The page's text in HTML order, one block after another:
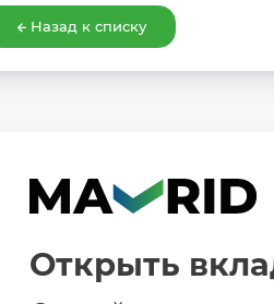
Назад к списку
Открыть